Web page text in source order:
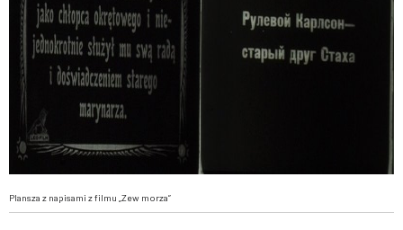
Plansza z napisami z filmu „Zew morza”